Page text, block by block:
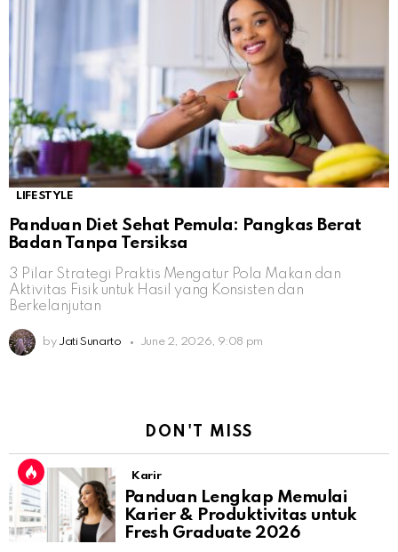
LIFESTYLE
Panduan Diet Sehat Pemula: Pangkas Berat
Badan Tanpa Tersiksa
3 Pilar Strategi Praktis Mengatur Pola Makan dan
Aktivitas Fisik untuk Hasil yang Konsisten dan
Berkelanjutan
by Jati Sunarto June 2, 2026, 9:08 pm
DON'T MISS
Karir
Panduan Lengkap Memulai
Karier & Produktivitas untuk
Fresh Graduate 2026